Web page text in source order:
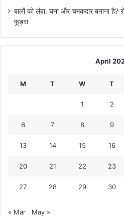
बालों को लंबा, घना और चमकदार बनाना है?
फूड्स
April
M T W T
1 2
6 7 8 9
13 14 15 16
20 21 22 23
27 28 29 30
« Mar May »